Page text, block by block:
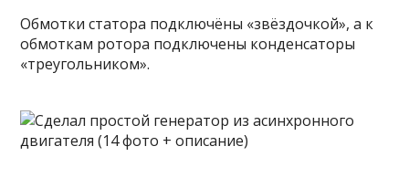
Обмотки статора подключёны «звёздочкой», а к
обмоткам ротора подключены конденсаторы
«треугольником».